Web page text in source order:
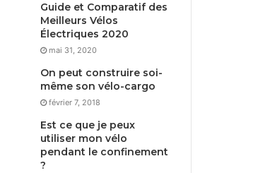
Guide et Comparatif des
Meilleurs Vélos
Électriques2020
mai 31, 2020
On peut construire soi-
même son vélo-cargo
février 7, 2018
Est ce que je peux
utiliser mon vélo
pendant le confinement
?